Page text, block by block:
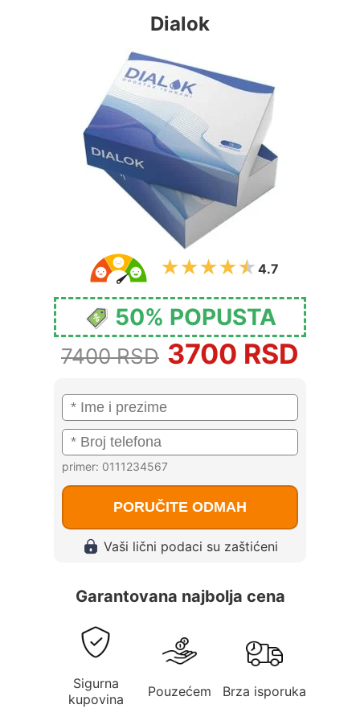
Dialok
4.7
50% POPUSTA
7400 RSD 3700 RSD
primer: 0111234567
PORUČITE ODMAH
Vaši lični podaci su zaštićeni
Garantovana najbolja cena
Sigurna
kupovina
Pouzećem Brza isporuka